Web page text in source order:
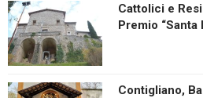
Cattolici e
Premio “Santa
Contigliano,